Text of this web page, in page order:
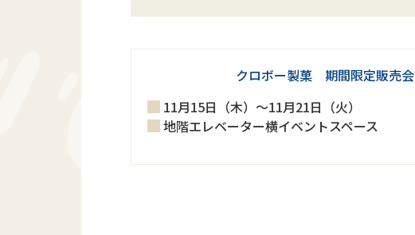
クロボー製菓 期間限定販売会
11月15日（木）～11月21日（火）
地階エレベーター横イベントスペース